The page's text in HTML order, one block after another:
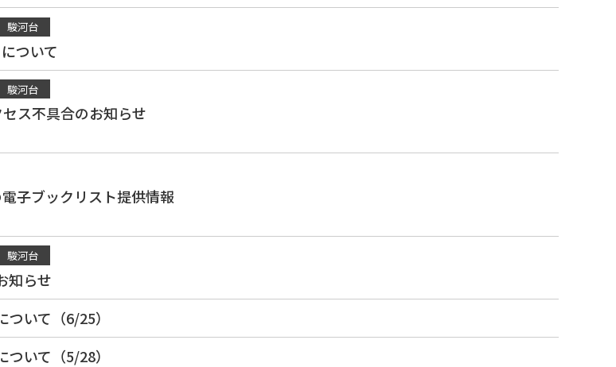
駿河台
ついて
駿河台
セス不具合のお知らせ
子ブックリスト提供情報
駿河台
知らせ
いて（6/25）
いて（5/28）